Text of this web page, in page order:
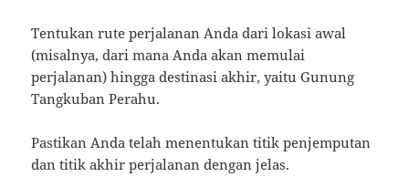
Tentukan rute perjalanan Anda dari lokasi awal
(misalnya, dari mana Anda akan memulai
perjalanan) hingga destinasi akhir, yaitu Gunung
Tangkuban Perahu.
Pastikan Anda telah menentukan titik penjemputan
dan titik akhir perjalanan dengan jelas.